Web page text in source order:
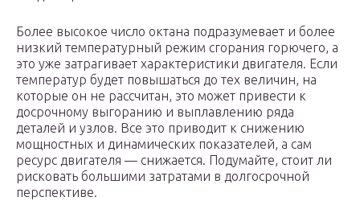
Более высокое число октана подразумевает и более
низкий температурный режим сгорания горючего, а
это уже затрагивает характеристики двигателя. Если
температур будет повышаться до тех величин, на
которые он не рассчитан, это может привести к
досрочному выгоранию и выплавлению ряда
деталей и узлов. Все это приводит к снижению
мощностных и динамических показателей, а сам
ресурс двигателя — снижается. Подумайте, стоит ли
рисковать большими затратами в долгосрочной
перспективе.